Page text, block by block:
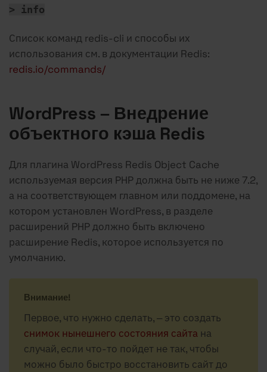
> info
Список команд redis-cli и способы их
использования см. в документации Redis:
redis.io/commands/
WordPress – Внедрение
объектного кэша Redis
Для плагина WordPress Redis Object Cache
используемая версия PHP должна быть не ниже 7.2,
а на соответствующем главном или поддомене, на
котором установлен WordPress, в разделе
расширений PHP должно быть включено
расширение Redis, которое используется по
умолчанию.
Внимание!
Первое, что нужно сделать, – это создать
снимок нынешнего состояния сайта на
случай, если что-то пойдет не так, чтобы
можно было быстро восстановить сайт до